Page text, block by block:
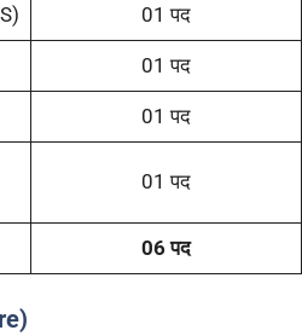
01 पद
01 पद
01 पद
01 पद
06 पद